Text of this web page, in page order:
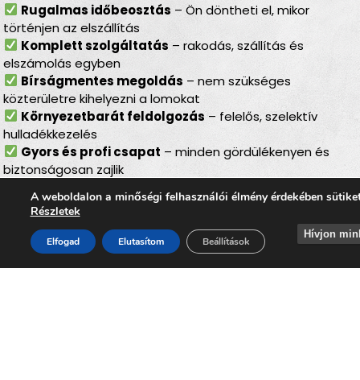
Rugalmas időbeosztás – Ön döntheti el, mikor
történjen az elszállítás
Komplett szolgáltatás – rakodás, szállítás és
elszámolás egyben
Bírságmentes megoldás – nem szükséges
közterületre kihelyezni a lomokat
Környezetbarát feldolgozás– felelős, szelektív
hulladékkezelés
Gyors és profi csapat – minden gördülékenyen és
biztonságosan zajlik
Lomtalanítás Mihálygerge –
ideális választás minden
helyzetben
A weboldalon a minőségi felhasználói élmény érdekében
Részletek
Elfogad Elutasítom Beállítások
Hívjon